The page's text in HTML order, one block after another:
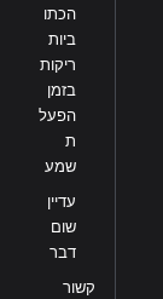
הכתו
ביות
ריקות
בזמן
הפעל
ת
שמע
עדיין
שום
דבר
קשור